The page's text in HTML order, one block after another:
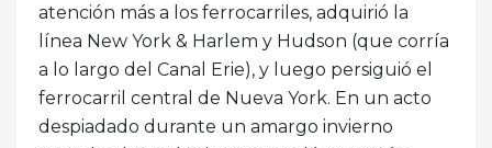
atención más a los ferrocarriles, adquirió la
línea New York & Harlem y Hudson (que corría
a lo largo del Canal Erie), y luego persiguió el
ferrocarril central de Nueva York. En un acto
despiadado durante un amargo invierno